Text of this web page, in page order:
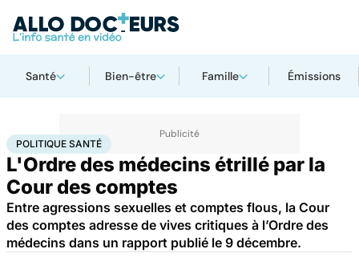
Santé Bien-être Famille Émissions
AccueilSantéSociété Santé publiquePolitique santé
POLITIQUE SANTÉ
L'Ordre des médecins étrillé par la
Cour des comptes
Entre agressions sexuelles et comptes flous, la Cour
des comptes adresse de vives critiques à l’Ordre des
médecins dans un rapport publié le 9 décembre.